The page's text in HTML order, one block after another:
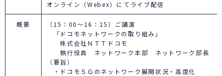
オンライン（Webex）にてライブ配信
概要
（15：00～16：15）ご講演
「ドコモネットワークの取り組み」
株式会社ＮＴＴドコモ
執行役員 ネットワーク本部 ネットワーク部
（要旨）
・ドコモ５Ｇのネットワーク展開状況・高度化